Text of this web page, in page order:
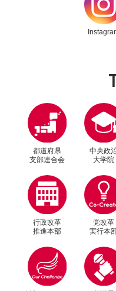
都道府県
支部連合会
中央政
大学院
行政改革
推進本部
党改革
実行本
別ウィンドウリンク別ウィンド